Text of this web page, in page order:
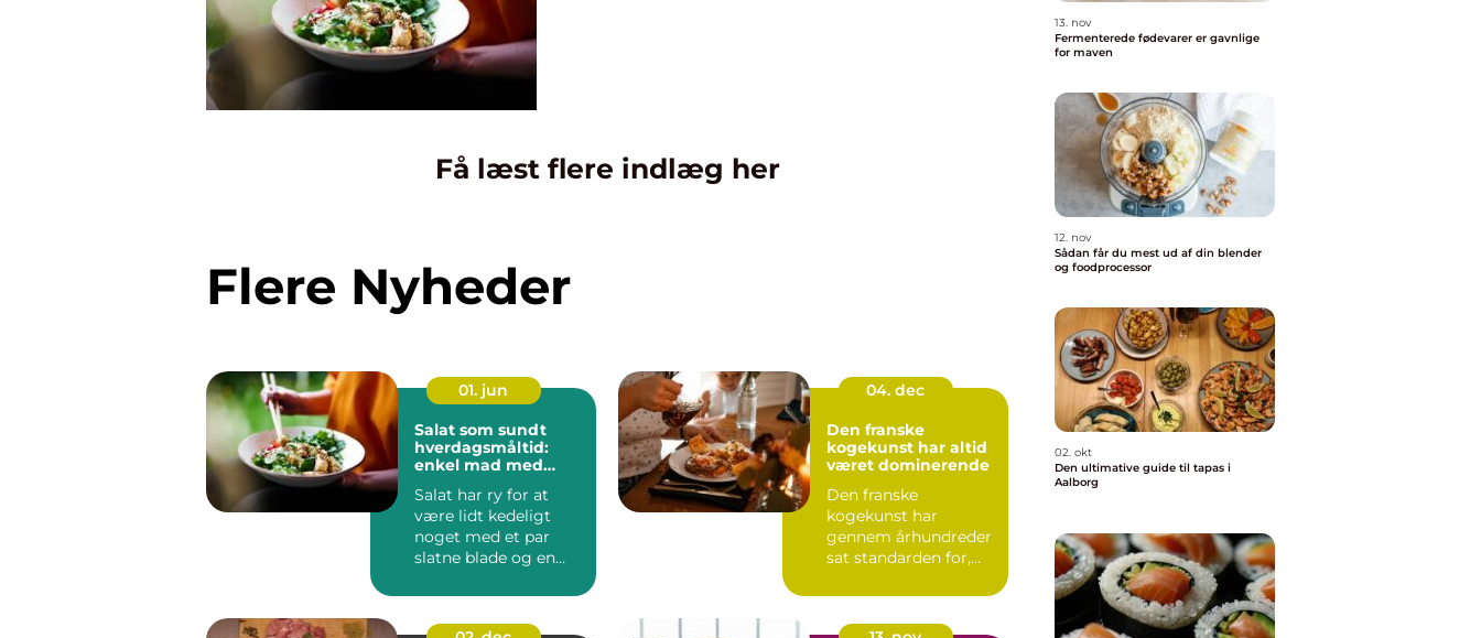
Få læst flere indlæg her
Flere Nyheder
01. jun
Salat som sundt
hverdagsmåltid:
enkel mad med
Salat har ry for at
være lidt kedeligt
noget med et par
slatne blade og en
04. dec
Den franske
kogekunst har altid
været dominerende
Den franske
kogekunst har
gennem århundreder
sat standarden for,
mad, smag...
13. nov
Fermenterede fødevarer er gavnlige
for maven
12. nov
Sådan får du mest ud af din blender
og foodprocessor
02. okt
Den ultimative guide til tapas i
Aalborg